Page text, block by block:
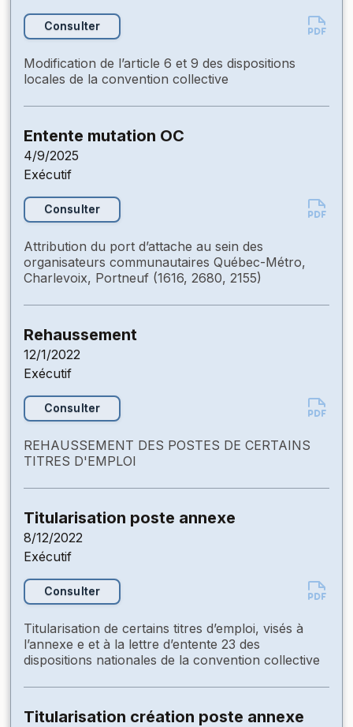
Consulter
Modification de l’article 6 et 9 des dispositions
locales de la convention collective
Entente mutation OC
4/9/2025
Exécutif
Consulter
Attribution du port d’attache au sein des
organisateurs communautaires Québec-Métro,
Charlevoix, Portneuf (1616, 2680, 2155)
Rehaussement
12/1/2022
Exécutif
Consulter
REHAUSSEMENT DES POSTES DE CERTAINS
TITRES D'EMPLOI
Titularisation poste annexe
8/12/2022
Exécutif
Consulter
Titularisation de certains titres d’emploi, visés à
l’annexe e et à la lettre d’entente 23 des
dispositions nationales de la convention collective
Titularisation création poste annexe